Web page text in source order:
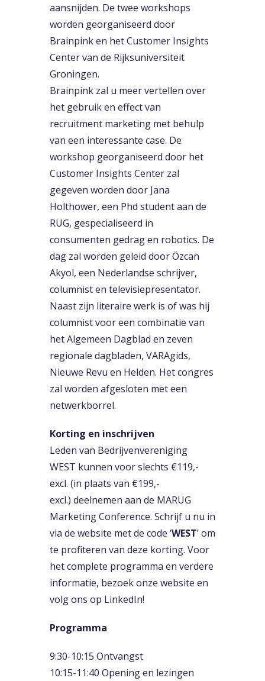
aansnijden. De twee workshops
worden georganiseerd door
Brainpink en het Customer Insights
Center van de Rijksuniversiteit
Groningen.
Brainpink zal u meer vertellen over
het gebruik en effect van
recruitment marketing met behulp
van een interessante case. De
workshop georganiseerd door het
Customer Insights Center zal
gegeven worden door Jana
Holthower, een Phd student aan de
RUG, gespecialiseerd in
consumenten gedrag en robotics. De
dag zal worden geleid door Özcan
Akyol, een Nederlandse schrijver,
columnist en televisiepresentator.
Naast zijn literaire werk is of was hij
columnist voor een combinatie van
het Algemeen Dagblad en zeven
regionale dagbladen, VARAgids,
Nieuwe Revu en Helden. Het congres
zal worden afgesloten met een
netwerkborrel.
Korting en inschrijven
Leden van Bedrijvenvereniging
WEST kunnen voor slechts €119,-
excl. (in plaats van €199,-
excl.) deelnemen aan de MARUG
Marketing Conference. Schrijf u nu in
via de website met de code ‘WEST’ om
te profiteren van deze korting. Voor
het complete programma en verdere
informatie, bezoek onze website en
volg ons op LinkedIn!
Programma
9:30-10:15 Ontvangst
10:15-11:40 Opening en lezingen